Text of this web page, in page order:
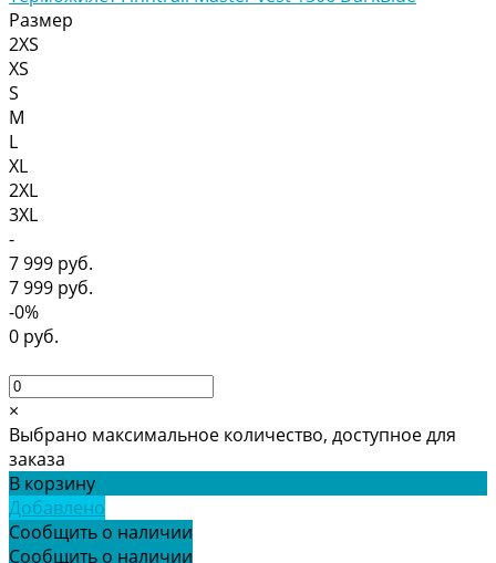
Размер
2XS
XS
S
M
L
XL
2XL
3XL
-
7 999 руб.
7 999 руб.
-0%
0 руб.
×
Выбрано максимальное количество, доступное для
заказа
В корзину
Добавлено
Сообщить о наличии
Сообщить о наличии